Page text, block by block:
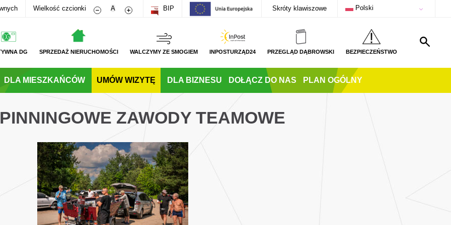
Wielkość czcionki Zmniejsz rozmiar czcionki
A Zwiększ rozmiar czcionki
BIP Skróty klawiszowe Polski
DG SPRZEDAŻ NIERUCHOMOŚCI WALCZYMY ZE SMOGIEM INPOSTURZĄD24 PRZEGLĄD DĄBROWSKI BEZPIECZEŃSTWO
DLA MIESZKAŃCÓW UMÓW WIZYTĘ DLA BIZNESU DOŁĄCZ DO NAS PLAN OGÓLNY
ZAWODY TEAMOWE